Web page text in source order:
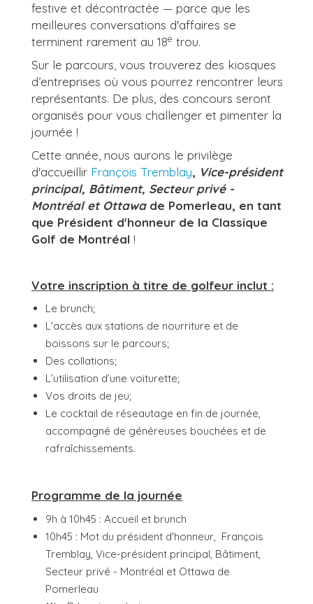
festive et décontractée — parce que les
meilleures conversations d'affaires se
terminent rarement au 18e trou.
Sur le parcours, vous trouverez des kiosques
d’entreprises où vous pourrez rencontrer leurs
représentants. De plus, des concours seront
organisés pour vous challenger et pimenter la
journée !
Cette année, nous aurons le privilège
d'accueillir François Tremblay, Vice-président
principal, Bâtiment, Secteur privé -
Montréal et Ottawa de Pomerleau, en tant
que Président d'honneur de la Classique
Golf de Montréal !
Votre inscription à titre de golfeur inclut :
Le brunch;
L'accès aux stations de nourriture et de
boissons sur le parcours;
Des collations;
L’utilisation d’une voiturette;
Vos droits de jeu;
Le cocktail de réseautage en fin de journée,
accompagné de généreuses bouchées et de
rafraîchissements.
Programme de la journée
9h à 10h45 : Accueil et brunch
10h45 : Mot du président d'honneur, François
Tremblay, Vice-président principal, Bâtiment,
Secteur privé - Montréal et Ottawa de
Pomerleau